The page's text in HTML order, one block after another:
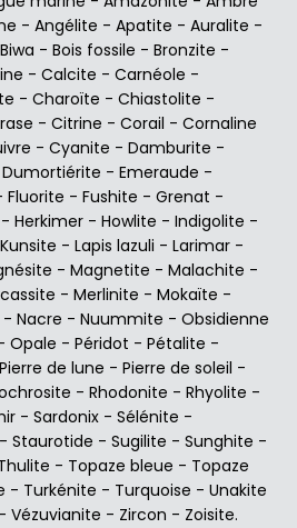
- Angélite - Apatite - Auralite -
Biwa - Bois fossile - Bronzite -
- Calcite - Carnéole -
- Charoïte - Chiastolite -
- Citrine - Corail - Cornaline
- Cyanite - Damburite -
Dumortiérite - Emeraude -
Fluorite - Fushite - Grenat -
- Herkimer - Howlite - Indigolite -
Kunsite - Lapis lazuli - Larimar -
- Magnetite - Malachite -
- Merlinite - Mokaïte -
- Nacre - Nuummite - Obsidienne
Opale - Péridot - Pétalite -
Pierre de lune - Pierre de soleil -
- Rhodonite - Rhyolite -
- Sardonix - Sélénite -
- Staurotide - Sugilite - Sunghite -
- Topaze bleue - Topaze
- Turkénite - Turquoise - Unakite
- Vézuvianite - Zircon - Zoisite.